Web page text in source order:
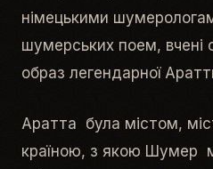
німецькими
шумерських поем, вчені
образ легендарної
Аратта була містом,
країною, з якою Шумер